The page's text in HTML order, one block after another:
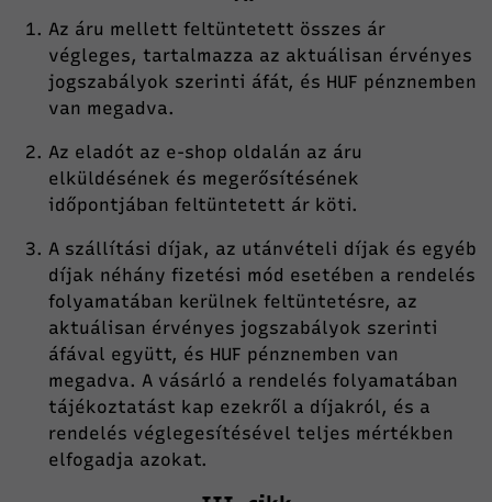
Az áru mellett feltüntetett összes ár
végleges, tartalmazza az aktuálisan érvényes
jogszabályok szerinti áfát, és HUF pénznemben
van megadva.
Az eladót az e-shop oldalán az áru
elküldésének és megerősítésének
időpontjában feltüntetett ár köti.
A szállítási díjak, az utánvételi díjak és egyéb
díjak néhány fizetési mód esetében a rendelés
folyamatában kerülnek feltüntetésre, az
aktuálisan érvényes jogszabályok szerinti
áfával együtt, és HUF pénznemben van
megadva. A vásárló a rendelés folyamatában
tájékoztatást kap ezekről a díjakról, és a
rendelés véglegesítésével teljes mértékben
elfogadja azokat.